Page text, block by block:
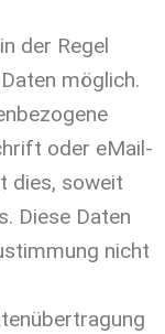
der Regel
möglich.
oder eMail-
dies, soweit
Diese Daten
nicht